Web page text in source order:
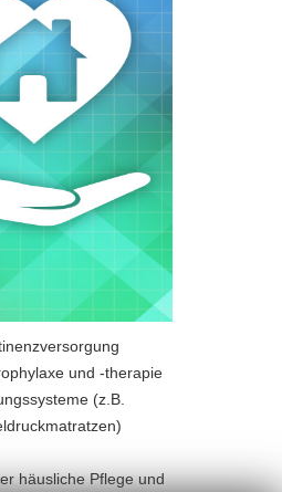
und -therapie
(z.B.
häusliche Pflege und